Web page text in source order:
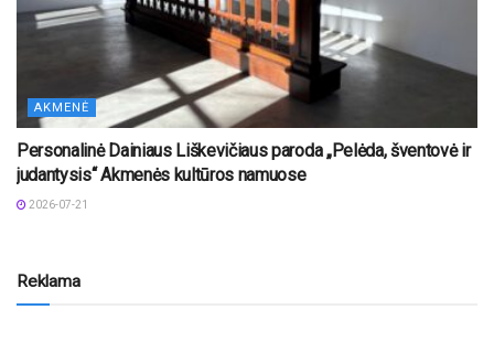
AKMENĖ
Personalinė Dainiaus Liškevičiaus paroda „Pelėda, šventovė ir
judantysis“ Akmenės kultūros namuose
2026-07-21
Reklama